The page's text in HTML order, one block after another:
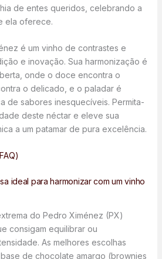
de entes queridos, celebrando a
ela oferece.
é um vinho de contrastes e
e inovação. Sua harmonização é
onde o doce encontra o
o delicado, e o paladar é
de sabores inesquecíveis. Permita-
deste néctar e eleve sua
a um patamar de pura excelência.
ideal para harmonizar com um vinho
do Pedro Ximénez (PX)
consigam equilibrar ou
As melhores escolhas
de chocolate amargo (brownies